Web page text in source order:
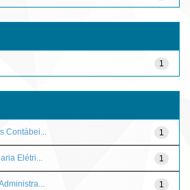
1
1
Contábei...
1
Elétri...
1